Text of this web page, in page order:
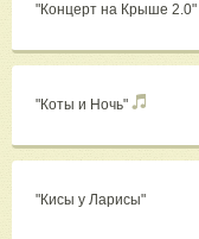
"Концерт на Крыше 2.0"
"Коты и Ночь"
"Кисы у Ларисы"